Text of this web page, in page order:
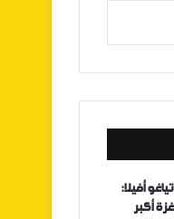
تياغو أفيلا:
غزة أكبر